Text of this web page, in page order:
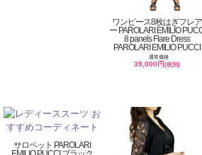
ワンピース8枚はぎフレア
ー PAROLARI EMILIO
8 panels Flare Dress
PAROLARI EMILIO PUCCI
通常価格
39,000円(税別)
サロペット PAROLARI